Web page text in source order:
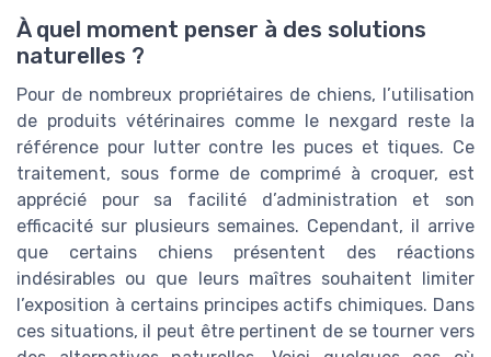
À quel moment penser à des solutions
naturelles ?
Pour de nombreux propriétaires de chiens, l’utilisation
de produits vétérinaires comme le nexgard reste la
référence pour lutter contre les puces et tiques. Ce
traitement, sous forme de comprimé à croquer, est
apprécié pour sa facilité d’administration et son
efficacité sur plusieurs semaines. Cependant, il arrive
que certains chiens présentent des réactions
indésirables ou que leurs maîtres souhaitent limiter
l’exposition à certains principes actifs chimiques. Dans
ces situations, il peut être pertinent de se tourner vers